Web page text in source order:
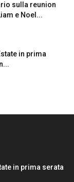
sulla reunion
e Noel...
in prima
in prima serata